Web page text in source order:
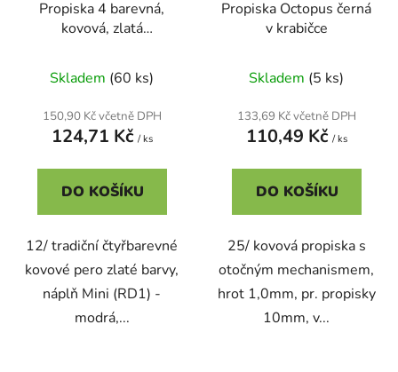
Propiska 4 barevná,
kovová, zlatá
Skladem (60 ks)
150,90 Kč včetně DPH
124,71 Kč / ks
DO KOŠÍKU
12/ tradiční čtyřbarevné
kovové pero zlaté barvy,
náplň Mini (RD1) -
modrá,...
Propiska Octopus černá
v krabičce
Skladem (5 ks)
133,69 Kč včetně DPH
110,49 Kč / ks
DO KOŠÍKU
25/ kovová propiska s
otočným mechanismem,
hrot 1,0mm, pr. propisky
10mm, v...